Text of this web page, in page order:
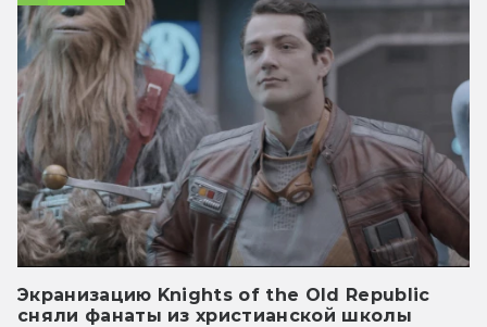
Экранизацию Knights of the Old Republic
сняли фанаты из христианской школы